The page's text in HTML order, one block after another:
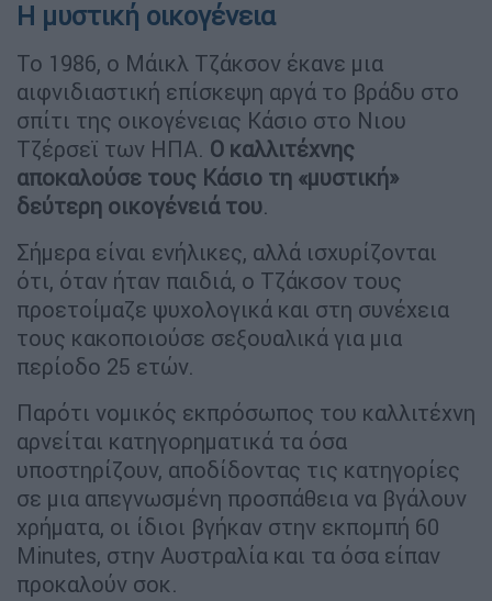
Η μυστική οικογένεια
Το 1986, ο Μάικλ Τζάκσον έκανε μια
αιφνιδιαστική επίσκεψη αργά το βράδυ στο
σπίτι της οικογένειας Κάσιο στο Νιου
Τζέρσεϊ των ΗΠΑ. Ο καλλιτέχνης
αποκαλούσε τους Κάσιο τη «μυστική»
δεύτερη οικογένειά του.
Σήμερα είναι ενήλικες, αλλά ισχυρίζονται
ότι, όταν ήταν παιδιά, ο Τζάκσον τους
προετοίμαζε ψυχολογικά και στη συνέχεια
τους κακοποιούσε σεξουαλικά για μια
περίοδο 25 ετών.
Παρότι νομικός εκπρόσωπος του καλλιτέχνη
αρνείται κατηγορηματικά τα όσα
υποστηρίζουν, αποδίδοντας τις κατηγορίες
σε μια απεγνωσμένη προσπάθεια να βγάλουν
χρήματα, οι ίδιοι βγήκαν στην εκπομπή 60
Minutes, στην Αυστραλία και τα όσα είπαν
προκαλούν σοκ.